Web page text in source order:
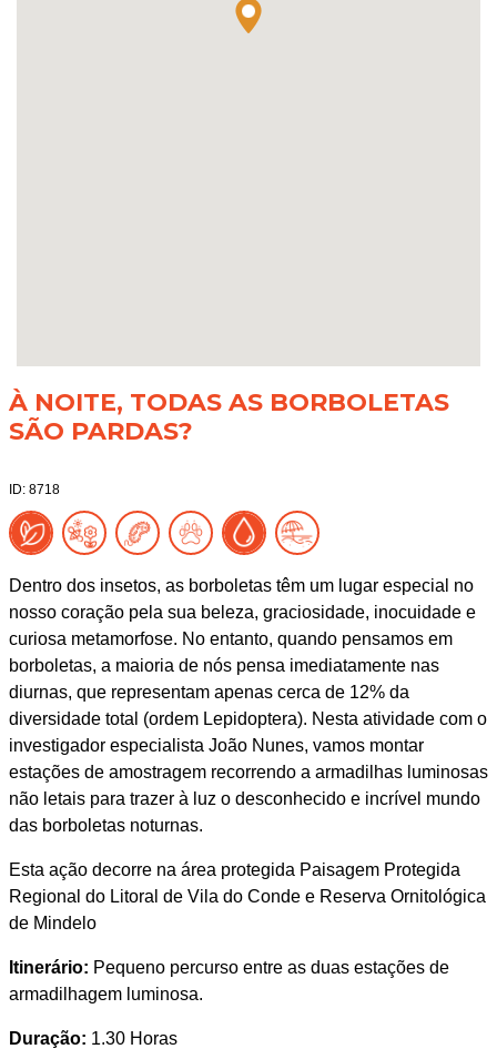
À NOITE, TODAS AS BORBOLETAS
SÃO PARDAS?
ID: 8718
Dentro dos insetos, as borboletas têm um lugar especial no
nosso coração pela sua beleza, graciosidade, inocuidade e
curiosa metamorfose. No entanto, quando pensamos em
borboletas, a maioria de nós pensa imediatamente nas
diurnas, que representam apenas cerca de 12% da
diversidade total (ordem Lepidoptera). Nesta atividade com o
investigador especialista João Nunes, vamos montar
estações de amostragem recorrendo a armadilhas luminosas
não letais para trazer à luz o desconhecido e incrível mundo
das borboletas noturnas.
Esta ação decorre na área protegida Paisagem Protegida
Regional do Litoral de Vila do Conde e Reserva Ornitológica
de Mindelo
Itinerário: Pequeno percurso entre as duas estações de
armadilhagem luminosa.
Duração: 1.30 Horas